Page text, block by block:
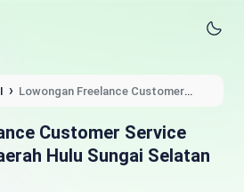
› Lowongan Freelance Customer
Customer Service
Hulu Sungai Selatan